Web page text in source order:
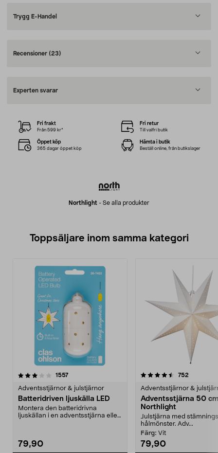
Trygg E-Handel
Recensioner (23)
Experten svarar
Northlight - Se alla produkter
Fri frakt
Från 599 kr*
Fri retur
Till valfri butik
Öppet köp
365 dagar öppet köp
Hämta i butik
Beställ online, från butikslager
Toppsäljare inom samma kategori
1557recensioner
Adventsstjärnor & julstjärnor
Batteridriven ljuskälla LED
Montera den batteridrivna
ljuskällan i en adventsstjärna eller
79,90
4.5 av 5 stjärnor 752
Adventsstjärnor &
Adventsstjärna 50
Northlight
Julstjärna med
hålmönster. Adv...
Färg: Vit
79,90
4.0 av 5 stjärnor